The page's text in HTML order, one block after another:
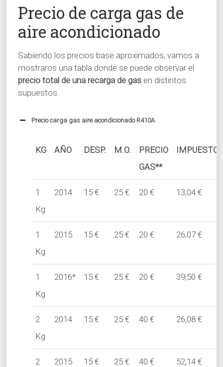
Precio de carga gas de
aire acondicionado
Sabiendo los precios base aproximados, vamos a
mostraros una tabla donde se puede observar el
precio total de una recarga de gasen distintos
supuestos.
Precio carga gas aire acondicionado R410A
KG AÑO DESP. M.O.
PRECIO
GAS**
IMPUESTO
1
Kg
2014 15 € 25 € 20 € 13,04 €
1
Kg
2015 15 € 25 € 20 € 26,07 €
1
Kg
2016* 15 € 25 € 20 € 39,50 €
2
Kg
2014 15 € 25 € 40 € 26,08 €
2
2015 15 € 25 € 40 € 52,14 €